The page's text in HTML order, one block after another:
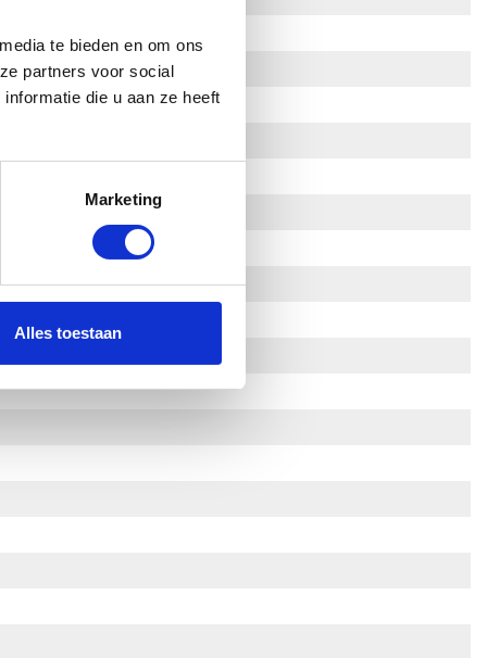
te bieden en om ons
partners voor social
die u aan ze heeft
Marketing
Alles toestaan